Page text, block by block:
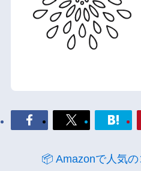
📦 Amazonで人気